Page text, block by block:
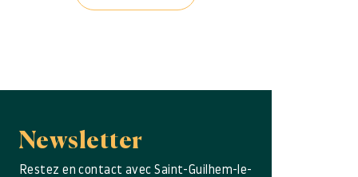
Newsletter
Restez en contact avec Saint-Guilhem-le-